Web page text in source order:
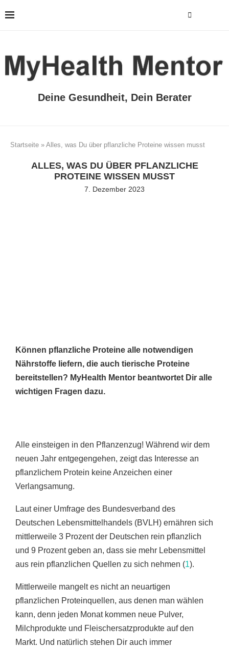
Deine Gesundheit, Dein Berater
Startseite » Alles, was Du über pflanzliche Proteine wissen musst
ALLES, WAS DU ÜBER PFLANZLICHE
PROTEINE WISSEN MUSST
7. Dezember 2023
Können pflanzliche Proteine alle notwendigen
Nährstoffe liefern, die auch tierische Proteine
bereitstellen? MyHealth Mentor beantwortet Dir alle
wichtigen Fragen dazu.
Alle einsteigen in den Pflanzenzug! Während wir dem
neuen Jahr entgegengehen, zeigt das Interesse an
pflanzlichem Protein keine Anzeichen einer
Verlangsamung.
Laut einer Umfrage des Bundesverband des
Deutschen Lebensmittelhandels (BVLH) ernähren sich
mittlerweile 3 Prozent der Deutschen rein pflanzlich
und 9 Prozent geben an, dass sie mehr Lebensmittel
aus rein pflanzlichen Quellen zu sich nehmen (1).
Mittlerweile mangelt es nicht an neuartigen
pflanzlichen Proteinquellen, aus denen man wählen
kann, denn jeden Monat kommen neue Pulver,
Milchprodukte und Fleischersatzprodukte auf den
Markt. Und natürlich stehen Dir auch immer